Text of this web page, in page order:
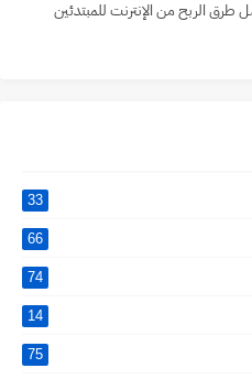
الربح من الإنترنت للمبتدئين
33
66
74
14
75